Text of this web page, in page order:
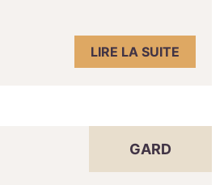
LIRE LA SUITE
GARD